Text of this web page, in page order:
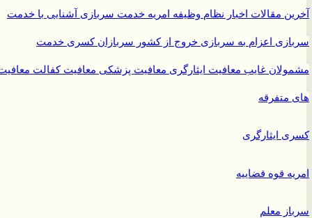
مقالاتاخبار نظام وظیفهامریهخدمت سربازیآشنایی با خدمت
اعزام به سربازیخروج از کشور سربازانکسری خدمت
غایبمعافیت ایثارگریمعافیت پزشکیمعافیت کفالتمعافیت
متفرقه
ایثارگری
قوه قضاییه
معلم